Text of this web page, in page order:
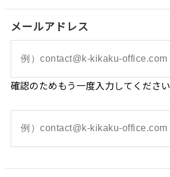
メールアドレス
確認のためもう一度入力してください